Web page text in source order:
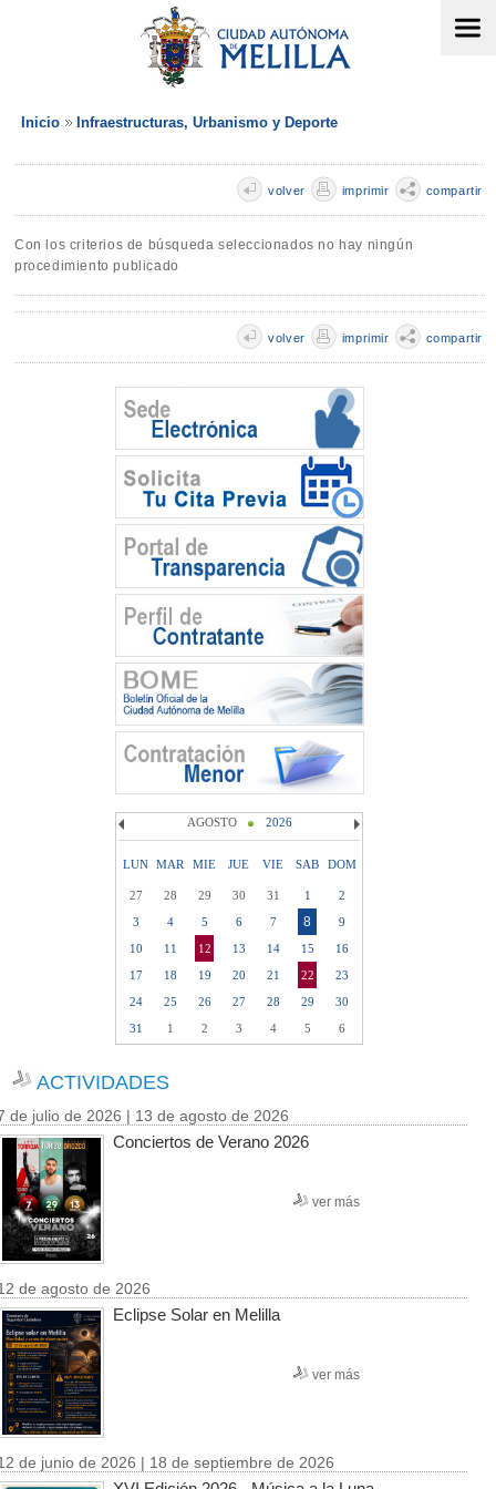
Inicio Infraestructuras, Urbanismo y Deporte
volver imprimir compartir
Con los criterios de búsqueda seleccionados no hay ningún
procedimiento publicado
volver imprimir compartir
AGOSTO 2026
LUN MAR MIE JUE VIE SAB DOM
27 28 29 30 31 1
2
3
4 5 6 7 8
9
10
11 12 13 14 15
16
17
18 19 20 21 22
23
24
25 26 27 28 29
30
31
1 2 3 4 5 6
ACTIVIDADES
de julio de 2026 | 13 de agosto de 2026
Conciertos de Verano 2026
ver más
de agosto de 2026
Eclipse Solar en Melilla
ver más
de junio de 2026 | 18 de septiembre de 2026